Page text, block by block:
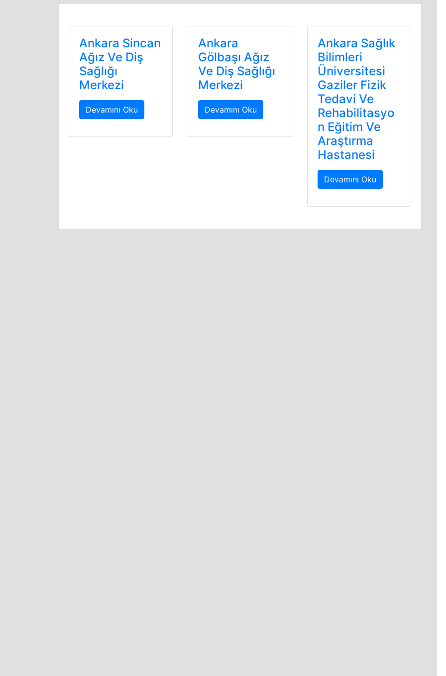
Ankara Sincan
Ağız Ve Diş
Sağlığı
Merkezi
Devamını Oku
Ankara
Gölbaşı Ağız
Ve Diş Sağlığı
Merkezi
Devamını Oku
Ankara Sağlık
Bilimleri
Üniversitesi
Gaziler Fizik
Tedavi Ve
Rehabilitasyo
n Eğitim Ve
Araştırma
Hastanesi
Devamını Oku